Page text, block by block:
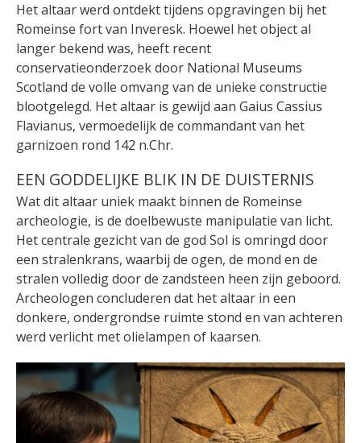
Het altaar werd ontdekt tijdens opgravingen bij het
Romeinse fort van Inveresk. Hoewel het object al
langer bekend was, heeft recent
conservatieonderzoek door National Museums
Scotland de volle omvang van de unieke constructie
blootgelegd. Het altaar is gewijd aan Gaius Cassius
Flavianus, vermoedelijk de commandant van het
garnizoen rond 142 n.Chr.
EEN GODDELIJKE BLIK IN DE DUISTERNIS
Wat dit altaar uniek maakt binnen de Romeinse
archeologie, is de doelbewuste manipulatie van licht.
Het centrale gezicht van de god Sol is omringd door
een stralenkrans, waarbij de ogen, de mond en de
stralen volledig door de zandsteen heen zijn geboord.
Archeologen concluderen dat het altaar in een
donkere, ondergrondse ruimte stond en van achteren
werd verlicht met olielampen of kaarsen.